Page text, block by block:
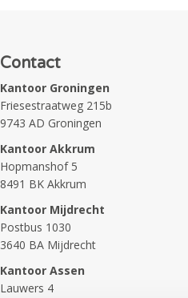
Contact
Kantoor Groningen
Friesestraatweg 215b
9743 AD Groningen
Kantoor Akkrum
Hopmanshof 5
8491 BK Akkrum
Kantoor Mijdrecht
Postbus 1030
3640 BA Mijdrecht
Kantoor Assen
Lauwers 4